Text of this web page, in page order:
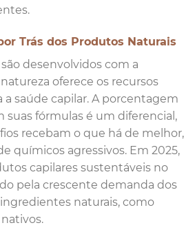
Trás dos Produtos Naturais
desenvolvidos com a
oferece os recursos
a saúde capilar. A porcentagem
suas fórmulas é um diferencial,
recebam o que há de melhor,
químicos agressivos. Em 2025,
capilares sustentáveis no
pela crescente demanda dos
naturais, como